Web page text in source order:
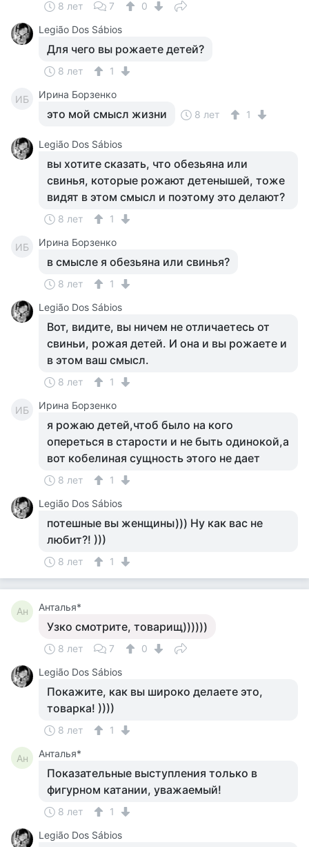
8 лет 7
0
Legião Dos Sábios
Для чего вы рожаете детей?
8 лет 1
ИБ Ирина Борзенко
это мой смысл жизни 8 лет 1
Legião Dos Sábios
вы хотите сказать, что обезьяна или
свинья, которые рожают детенышей, тоже
видят в этом смысл и поэтому это делают?
8 лет 1
ИБ Ирина Борзенко
в смысле я обезьяна или свинья?
8 лет
1
Legião Dos Sábios
Вот, видите, вы ничем не отличаетесь от
свиньи, рожая детей. И она и вы рожаете и
в этом ваш смысл.
8 лет 1
ИБ Ирина Борзенко
я рожаю детей,чтоб было на кого
опереться в старости и не быть одинокой,а
вот кобелиная сущность этого не дает
8 лет
1
Legião Dos Sábios
потешные вы женщины))) Ну как вас не
любит?! )))
8 лет 1
Ан Анталья*
Узко смотрите, товарищ))))))
8 лет 7
0
Legião Dos Sábios
Покажите, как вы широко делаете это,
товарка! ))))
8 лет 1
Ан Анталья*
Показательные выступления только в
фигурном катании, уважаемый!
8 лет
1
Legião Dos Sábios